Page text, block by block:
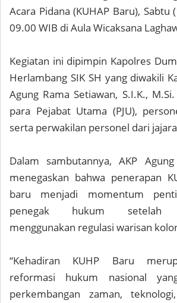
Acara Pidana (KUHAP Baru),
09.00 WIB di Aula Wicaksana
Kegiatan ini dipimpin Kapolres
Herlambang SIK SH yang diwakili
Agung Rama Setiawan, S.I.K.,
para Pejabat Utama (PJU),
serta perwakilan personel dari
Dalam sambutannya, AKP
menegaskan bahwa penerapan
baru menjadi momentum
penegak hukum setelah
menggunakan regulasi warisan
“Kehadiran KUHP Baru
reformasi hukum nasional
perkembangan zaman,